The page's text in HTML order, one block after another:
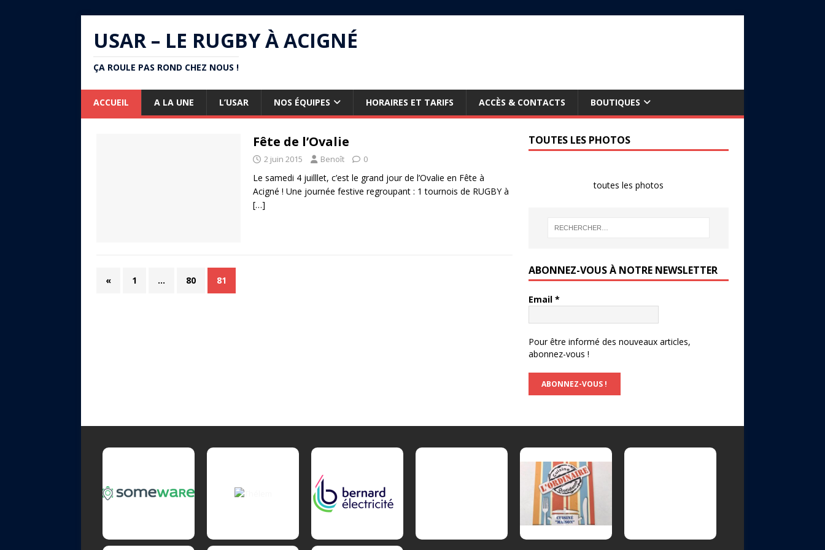
USAR – LE RUGBY À ACIGNÉ
ÇA ROULE PAS ROND CHEZ NOUS !
ACCUEIL A LA UNE L’USAR NOS ÉQUIPES HORAIRES ET TARIFS ACCÈS & CONTACTS BOUTIQUES
Fête de l’Ovalie
2 juin 2015 Benoît 0
Le samedi 4 juilllet, c’est le grand jour de l’Ovalie en Fête à
Acigné ! Une journée festive regroupant : 1 tournois de RUGBY à
[…]
« 1 … 80 81
TOUTES LES PHOTOS
toutes les photos
ABONNEZ-VOUS À NOTRE NEWSLETTER
Email *
Pour être informé des nouveaux articles,
abonnez-vous !